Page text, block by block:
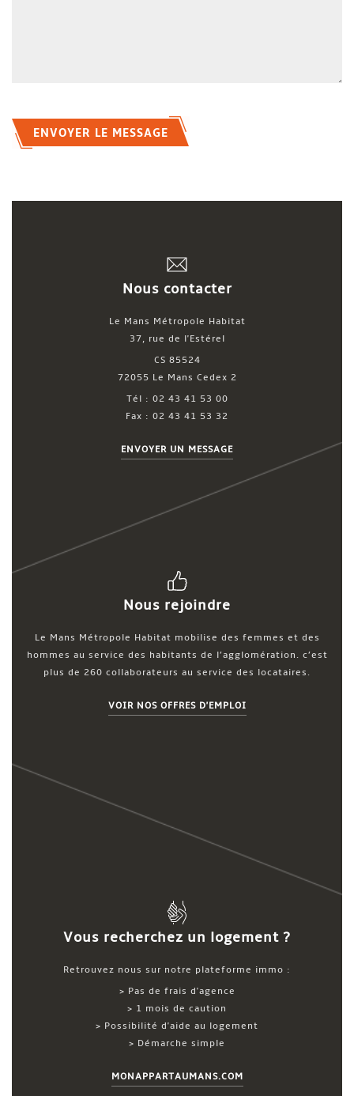
ENVOYER LE MESSAGE
Nous contacter
Le Mans Métropole Habitat
37, rue de l'Estérel
CS 85524
72055 Le Mans Cedex 2
Tél : 02 43 41 53 00
Fax : 02 43 41 53 32
ENVOYER UN MESSAGE
Nous rejoindre
Le Mans Métropole Habitat mobilise des femmes et des
hommes au service des habitants de l’agglomération. c’est
plus de 260 collaborateurs au service des locataires.
VOIR NOS OFFRES D'EMPLOI
Vous recherchez un logement ?
Retrouvez nous sur notre plateforme immo :
> Pas de frais d'agence
> 1 mois de caution
> Possibilité d'aide au logement
> Démarche simple
MONAPPARTAUMANS.COM